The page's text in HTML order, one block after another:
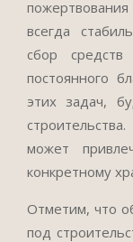
всегда
сбор
постоянного
этих задач,
может
конкретному
Отметим, что
под